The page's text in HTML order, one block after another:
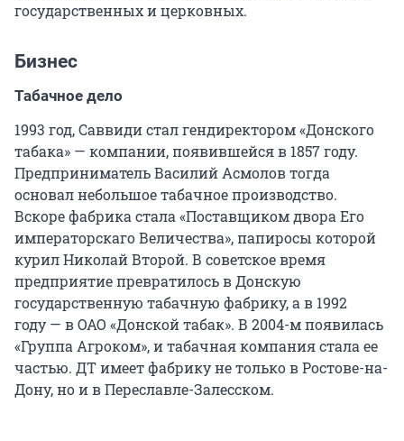
государственных и церковных.
Бизнес
Табачное дело
1993 год, Саввиди стал гендиректором «Донского
табака» — компании, появившейся в 1857 году.
Предприниматель Василий Асмолов тогда
основал небольшое табачное производство.
Вскоре фабрика стала «Поставщиком двора Его
императорскаго Величества», папиросы которой
курил Николай Второй. В советское время
предприятие превратилось в Донскую
государственную табачную фабрику, а в 1992
году — в ОАО «Донской табак». В 2004-м появилась
«Группа Агроком», и табачная компания стала ее
частью. ДТ имеет фабрику не только в Ростове-на-
Дону, но и в Переславле-Залесском.